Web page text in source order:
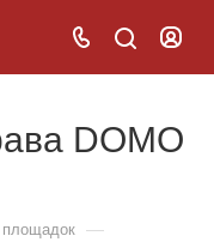
DOMO
площадок —